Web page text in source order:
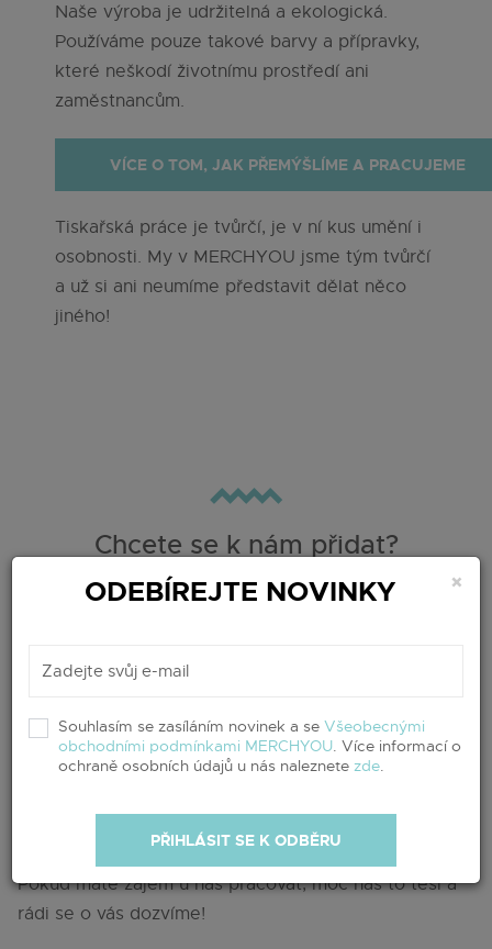
Naše výroba je udržitelná a ekologická.
Používáme pouze takové barvy a přípravky,
které neškodí životnímu prostředí ani
zaměstnancům.
VÍCE O TOM, JAK PŘEMÝŠLÍME A PRACUJEME
Tiskařská práce je tvůrčí, je v ní kus umění i
osobnosti. My v MERCHYOU jsme tým tvůrčí
a už si ani neumíme představit dělat něco
jiného!
Chcete se k nám přidat?
Aktuálně bohužel nehledáme kolegy pro
Nenašli jste vhodnou pozici?
Pokud máte zájem u nás pracovat, moc nás to těší a
rádi se o vás dozvíme!
×
ODEBÍREJTE NOVINKY
Souhlasím se zasíláním novinek a se Všeobecnými
obchodními podmínkami MERCHYOU . Více informací o
ochraně osobních údajů u nás naleznete zde
PŘIHLÁSIT SE K ODBĚRU